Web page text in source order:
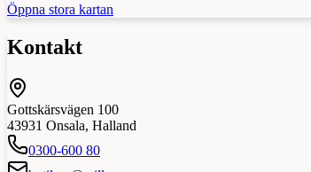
Öppna stora kartan
Kontakt
Gottskärsvägen 100
43931 Onsala, Halland
0300-600 80